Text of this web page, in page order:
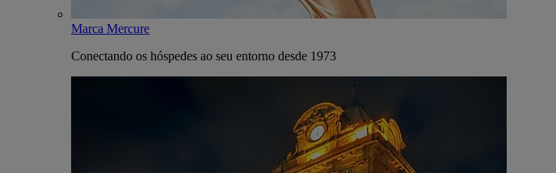
Marca Mercure
Conectando os hóspedes ao seu entorno desde 1973